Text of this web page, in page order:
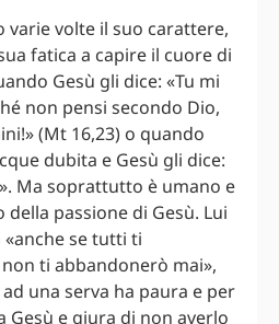
volte il suo carattere,
fatica a capire il cuore di
Gesù gli dice: «Tu mi
non pensi secondo Dio,
(Mt 16,23) o quando
dubita e Gesù gli dice:
Ma soprattutto è umano e
passione di Gesù. Lui
se tutti ti
ti abbandonerò mai»,
una serva ha paura e per
Gesù e giura di non averlo